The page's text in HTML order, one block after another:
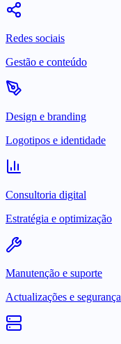
Redes sociais
Gestão e conteúdo
Design e branding
Logotipos e identidade
Consultoria digital
Estratégia e optimização
Manutenção e suporte
Actualizações e segurança